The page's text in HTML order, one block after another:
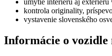
kontrola originality,
vystavenie slovenského
Informácie o vozidle